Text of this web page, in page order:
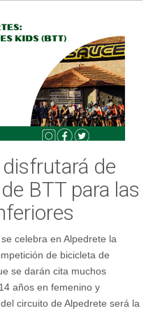
de
BTT para las
celebra en Alpedrete la
de bicicleta de
se darán cita muchos
años en femenino y
circuito de Alpedrete será la